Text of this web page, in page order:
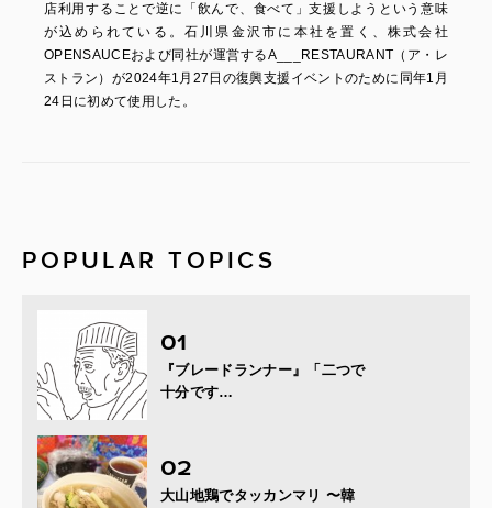
店利用することで逆に「飲んで、食べて」支援しようという意味
が込められている。石川県金沢市に本社を置く、株式会社
OPENSAUCEおよび同社が運営するA___RESTAURANT（ア・レ
ストラン）が2024年1月27日の復興支援イベントのために同年1月
24日に初めて使用した。
POPULAR TOPICS
『ブレードランナー』「二つで
十分です…
大山地鶏でタッカンマリ 〜韓